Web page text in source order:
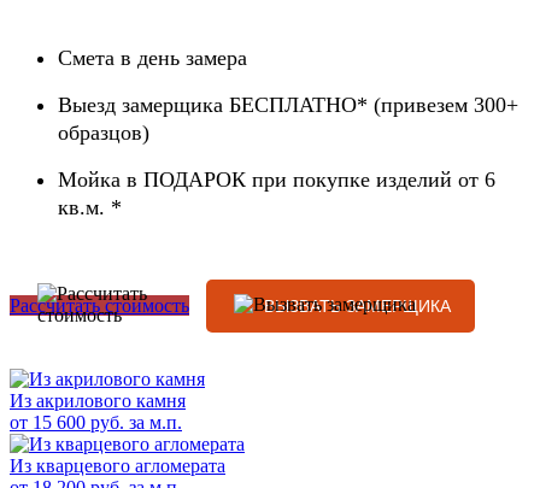
Смета в день замера
Выезд замерщика БЕСПЛАТНО* (привезем 300+
образцов)
Мойка в ПОДАРОК при покупке изделий от 6
кв.м. *
Рассчитать стоимость
Из акрилового камня
от 15 600 руб. за м.п.
Из кварцевого агломерата